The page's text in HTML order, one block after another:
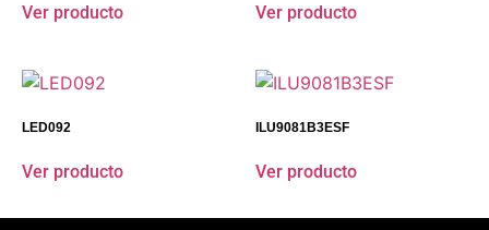
Ver producto Ver producto
LED092
Ver producto
ILU9081B3ESF
Ver producto